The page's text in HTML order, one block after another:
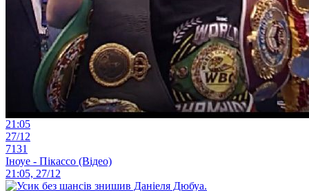
21:05
27/12
7131
Іноуе - Пікассо (Відео)
21:05, 27/12